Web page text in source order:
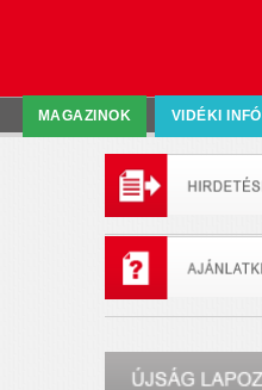
MAGAZINOK VIDÉKI INFÓ